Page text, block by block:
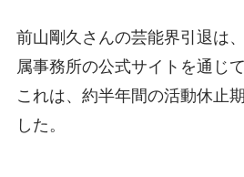
前山剛久さんの芸能界引退は
属事務所の公式サイトを通じ
これは、約半年間の活動休止
した。